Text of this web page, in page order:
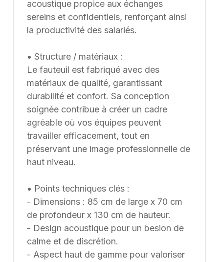
acoustique propice aux échanges
sereins et confidentiels, renforçant ainsi
la productivité des salariés.
• Structure / matériaux :
Le fauteuil est fabriqué avec des
matériaux de qualité, garantissant
durabilité et confort. Sa conception
soignée contribue à créer un cadre
agréable où vos équipes peuvent
travailler efficacement, tout en
préservant une image professionnelle de
haut niveau.
• Points techniques clés :
- Dimensions : 85 cm de large x 70 cm
de profondeur x 130 cm de hauteur.
- Design acoustique pour un besion de
calme et de discrétion.
- Aspect haut de gamme pour valoriser